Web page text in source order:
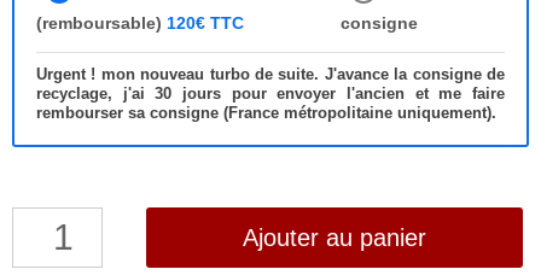
(remboursable) 120€ TTC
consigne
Urgent ! mon nouveau turbo de suite. J'avance la consigne de
recyclage, j'ai 30 jours pour envoyer l'ancien et me faire
rembourser sa consigne (France métropolitaine uniquement).
quantité
Ajouter au panier